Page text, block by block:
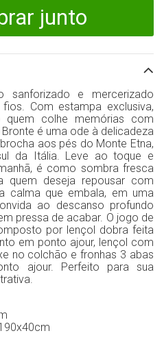
junto
sanforizado e mercerizado
Com estampa exclusiva,
colhe memórias com
é uma ode à delicadeza
aos pés do Monte Etna,
da Itália. Leve ao toque e
é como sombra fresca
deseja repousar com
calma que embala, em uma
ao descanso profundo
pressa de acabar. O jogo de
por lençol dobra feita
em ponto ajour, lençol com
no colchão e fronhas 3 abas
ajour. Perfeito para sua